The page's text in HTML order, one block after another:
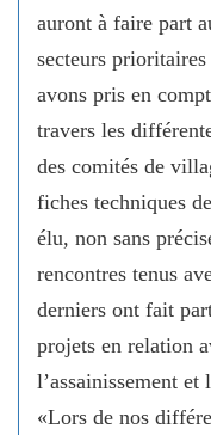
auront à faire part
secteurs
avons pris en
travers les
des comités de
fiches techniques
élu, non sans
rencontres tenus
derniers ont fait
projets en relation
l’assainissement et
«Lors de nos